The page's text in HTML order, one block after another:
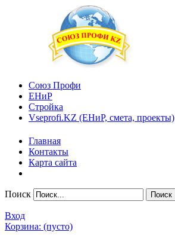
Союз Профи
ЕНиР
Стройка
Vseprofi.KZ (ЕНиР, смета, проекты)
Главная
Контакты
Карта сайта
Поиск
Вход
Корзина: (пусто)